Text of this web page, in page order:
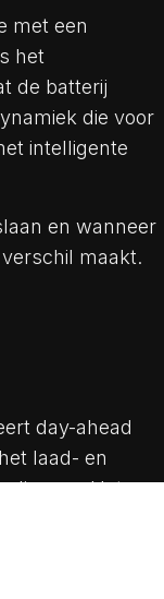
met een
het
de batterij
die voor
intelligente
en wanneer
maakt.
day-ahead
laad- en
Het